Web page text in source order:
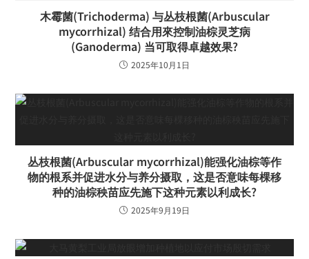
木霉菌(Trichoderma) 与丛枝根菌(Arbuscular
mycorrhizal) 结合用來控制油棕灵芝病
(Ganoderma) 当可取得卓越效果?
2025年10月1日
丛枝根菌(Arbuscular mycorrhizal)能强化油棕等作
物的根系并促进水分与养分摄取，这是否意味每棵移
种的油棕秧苗应先施下这种元素以利成长?
2025年9月19日